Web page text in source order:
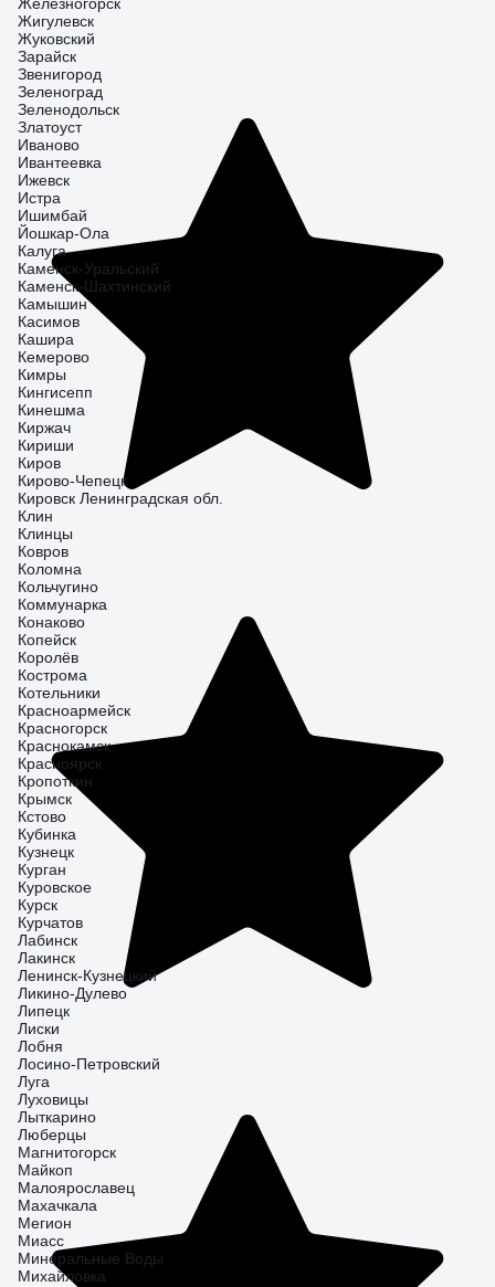
Жигулевск
Жуковский
Зарайск
Звенигород
Зеленоград
Зеленодольск
Златоуст
Иваново
Ивантеевка
Ижевск
Истра
Ишимбай
Йошкар-Ола
Калуга
Каменск-Уральский
Каменск-Шахтинский
Камышин
Касимов
Кашира
Кемерово
Кимры
Кингисепп
Кинешма
Киржач
Кириши
Киров
Кирово-Чепецк
Кировск Ленинградская обл.
Клин
Клинцы
Ковров
Коломна
Кольчугино
Коммунарка
Конаково
Копейск
Королёв
Кострома
Котельники
Красноармейск
Красногорск
Краснокамск
Красноярск
Кропоткин
Крымск
Кстово
Кубинка
Кузнецк
Курган
Куровское
Курск
Курчатов
Лабинск
Лакинск
Ленинск-Кузнецкий
Ликино-Дулево
Липецк
Лиски
Лобня
Лосино-Петровский
Луга
Луховицы
Лыткарино
Люберцы
Магнитогорск
Майкоп
Малоярославец
Махачкала
Мегион
Миасс
Минеральные Воды
Михайловка